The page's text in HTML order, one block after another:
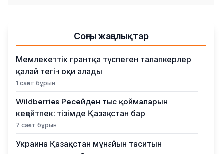
Соңғы жаңалықтар
Мемлекеттік грантқа түспеген талапкерлер
қалай тегін оқи алады
1 сағат бұрын
Wildberries Ресейден тыс қоймаларын
кеңейтпек: тізімде Қазақстан бар
7 сағат бұрын
Украина Қазақстан мұнайын таситын